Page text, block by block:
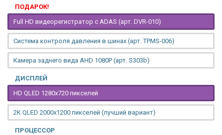
ПОДАРОК!
Full HD видеорегистратор с ADAS (арт. DVR-010)
Система контроля давления в шинах (арт. TPMS-006)
Камера заднего вида AHD 1080P (арт. S303b)
ДИСПЛЕЙ
HD QLED 1280x720 пикселей
2K QLED 2000х1200 пикселей (лучший вариант)
ПРОЦЕССОР